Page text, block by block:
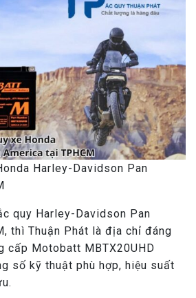
Harley-Davidson Pan
quy Harley-Davidson Pan
thì Thuận Phát là địa chỉ đáng
cấp Motobatt MBTX20UHD
số kỹ thuật phù hợp, hiệu suất